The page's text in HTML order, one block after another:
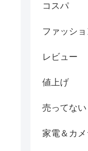
コスパ
ファッショ
レビュー
値上げ
売ってない
家電＆カメ